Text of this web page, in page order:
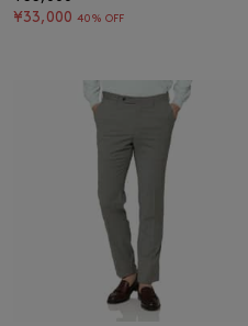
¥33,000 40% OFF